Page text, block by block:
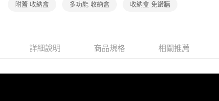
附蓋 收納盒 多功能 收納盒 收納盒 免鑽牆
詳細說明 商品規格 相關推薦